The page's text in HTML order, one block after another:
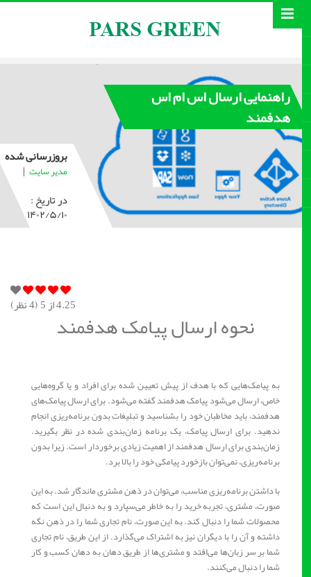
راهنمایی ارسال اس ام اس
هدفمند
بروزرسانی شده
مدیر سایت |
در تاریخ :
۱۴۰۲/۵/۱۰
4.25از 5 ( 4نظر)
نحوه ارسال پیامک هدفمند
به پیامک‌هایی که با هدف از پیش تعیین شده برای افراد و یا گروه‌هایی
خاص، ارسال می‌شود پیامک هدفمند گفته می‌شود. برای ارسال پیامک‌های
هدفمند، باید مخاطبان خود را بشناسید و تبلیغات بدون برنامه‌ریزی انجام
ندهید. برای ارسال پیامک، یک برنامه زمان‌بندی شده در نظر بگیرید.
زمان‌بندی برای ارسال هدفمند از اهمیت زیادی برخوردار است. زیرا بدون
برنامه‌ریزی، نمی‌توان بازخورد پیامکی خود را بالا برد.
با داشتن برنامه‌ریزی مناسب، می‌توان در ذهن مشتری ماندگار شد. به این
صورت، مشتری، تجربه خرید را به خاطر می‌سپارد و به دنبال این است که
محصولات شما را دنبال کند. به این صورت، نام تجاری شما را در ذهن نگه
داشته و آن را با دیگران نیز به اشتراک می‌گذارد. از این طریق، نام تجاری
شما بر سر زبان‌ها می‌افتد و مشتری‌ها از طریق دهان به دهان کسب و کار
شما را دنبال می‌کنند.